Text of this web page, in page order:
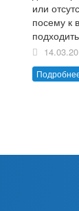
или
посему к